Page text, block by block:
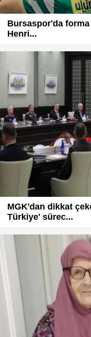
Bursaspor'da
Henri...
MGK'dan dikkat
Türkiye' sürec...